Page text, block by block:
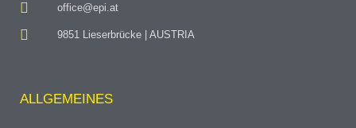
office@epi.at
9851 Lieserbrücke | AUSTRIA
ALLGEMEINES